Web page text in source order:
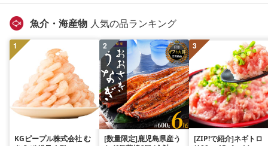
魚介・海産物 人気の品ランキング
1
KGピープル株式会社 む
2
[数量限定]鹿児島県産う
3
[ZIP!で紹介]ネギトロ